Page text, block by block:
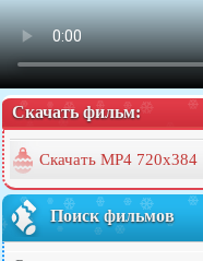
Скачать фильм:
Скачать MP4 720x384
Поиск фильмов